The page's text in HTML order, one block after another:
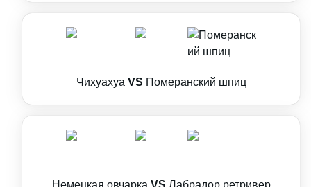
Чихуахуа VS Померанский шпиц
Немецкая овчарка VS Лабрадор ретривер